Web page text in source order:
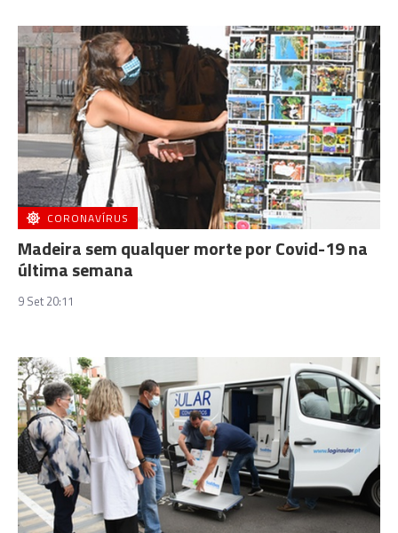
CORONAVÍRUS
Madeira sem qualquer morte por Covid-19 na
última semana
9 Set 20:11